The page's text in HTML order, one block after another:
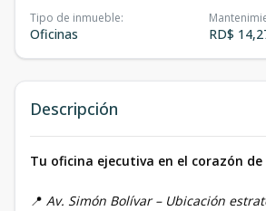
Tipo de inmueble:
Oficinas RD$
Descripción
Tu oficina ejecutiva en el corazón de
📍 Av. Simón Bolívar – Ubicación